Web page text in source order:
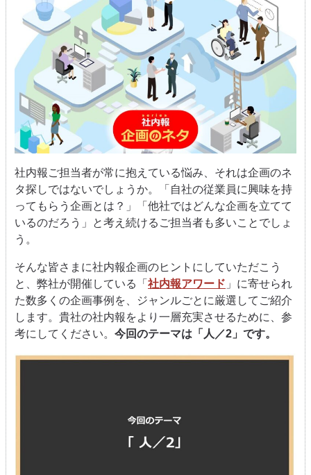
社内報ご担当者が常に抱えている悩み、それは企画のネ
タ探しではないでしょうか。「自社の従業員に興味を持
ってもらう企画とは？」「他社ではどんな企画を立てて
いるのだろう」と考え続けるご担当者も多いことでしょ
う。
そんな皆さまに社内報企画のヒントにしていただこう
と、弊社が開催している「 社内報アワード 」に寄せられ
た数多くの企画事例を、ジャンルごとに厳選してご紹介
します。貴社の社内報をより一層充実させるために、参
考にしてください。 今回のテーマは「人／2」です。